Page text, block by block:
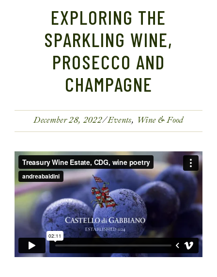
EXPLORING THE
SPARKLING WINE,
PROSECCO AND
CHAMPAGNE
December 28, 2022 Events Wine & Food